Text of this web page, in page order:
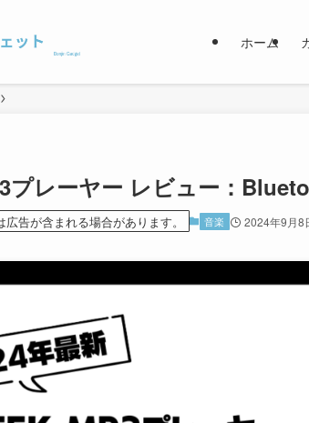
ホーム
プレーヤー レビュー：
告が含まれる場合があります。 音楽 2024年9月8